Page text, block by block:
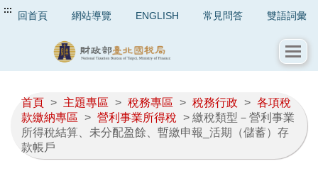
::: 回首頁 網站導覽 ENGLISH 常見問答 雙語詞彙
首頁 > 主題專區 > 稅務專區 > 稅務行政 > 各項稅
款繳納專區 > 營利事業所得稅 > 繳稅類型－營利事業
所得稅結算、未分配盈餘、暫繳申報_活期（儲蓄）存
款帳戶